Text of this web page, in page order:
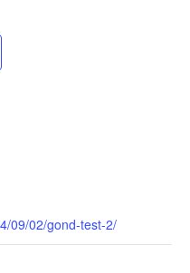
09/02/gond-test-2/